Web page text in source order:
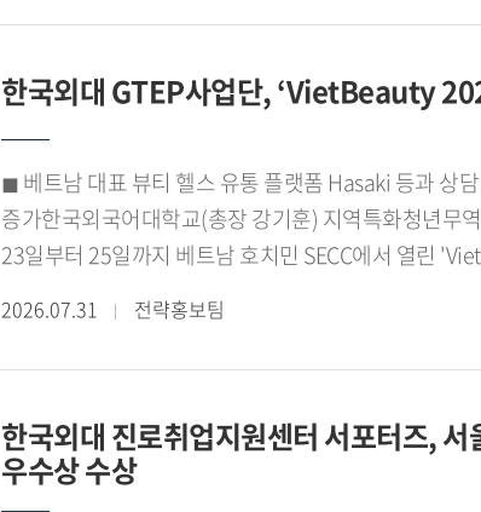
마련됐다.행사에는 홍성원 용인시 미래도시기획국장,
운영에 기여한 한국외대와 칼빈대학교에 감사장을 전
의사소통과 교우관계 적응에서 긍정적인 변화를 보였
다양한 체험활동도 함께 진행됐다.성과보고회에서는
방안도 논의됐다. 참석자들은 언어교육과 심리지원을
간 협력 체계를 지속적으로 확대해 나갈 필요성에 공
지역사회와의 협력을 바탕으로 다문화가정 아동의 언
한국외대 GTEP사업단, ‘VietBeauty
◼ 베트남 대표 뷰티 헬스 유통 플랫폼 Hasaki 등과 상
증가한국외국어대학교(총장 강기훈) 지역특화청년무
23일부터 25일까지 베트남 호치민 SECC에서 열린
뷰티 화장품 전문 B2B 전시회로, 세계 각국의 화장품
박유빈(태국어 22), 김나래(중국어통번역 22), 백서연
준비부터 현장 운영, 바이어 상담, 브랜드 홍보, 프로모
개척을 지원했다.[사진 1. 업무협약(MOU) 체결 후 기념
2026.07.31 전략홍보팀
한국외대 진로취업지원센터 서포터즈,
우수상 수상